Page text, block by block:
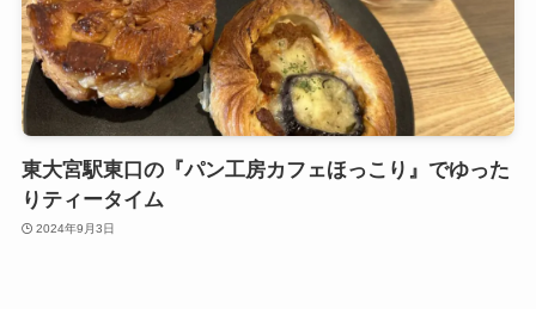
東大宮駅東口の『パン工房カフェほっこり』でゆった
りティータイム
2024年9月3日